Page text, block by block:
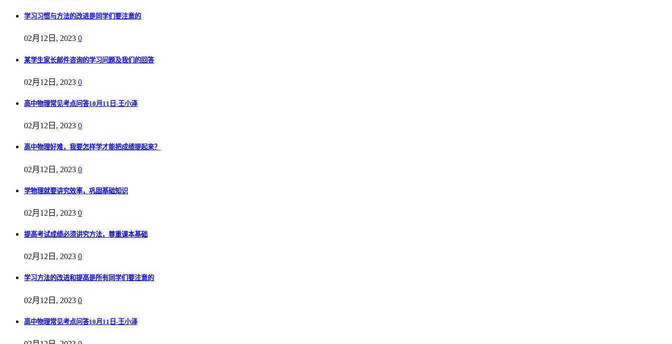
学习习惯与方法的改进是同学们要注意的
02月12日, 2023 0
某学生家长邮件咨询的学习问题及我们的回答
02月12日, 2023 0
高中物理常见考点问答10月11日-王小泽
02月12日, 2023 0
高中物理好难，我要怎样学才能把成绩提起来？
02月12日, 2023 0
学物理就要讲究效率，巩固基础知识
02月12日, 2023 0
提高考试成绩必须讲究方法，尊重课本基础
02月12日, 2023 0
学习方法的改进和提高是所有同学们要注意的
02月12日, 2023 0
高中物理常见考点问答10月11日-王小泽